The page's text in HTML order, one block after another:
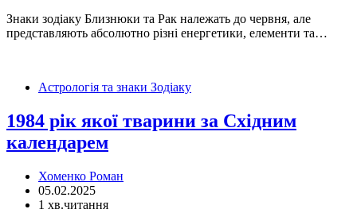
Знаки зодіаку Близнюки та Рак належать до червня, але
представляють абсолютно різні енергетики, елементи та…
Астрологія та знаки Зодіаку
1984 рік якої тварини за Східним
календарем
Хоменко Роман
05.02.2025
1 хв.читання